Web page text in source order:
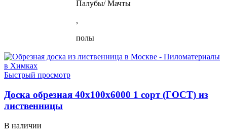
Палубы/ Мачты
,
полы
Быстрый просмотр
Доска обрезная 40х100х6000 1 сорт (ГОСТ) из
лиственницы
В наличии